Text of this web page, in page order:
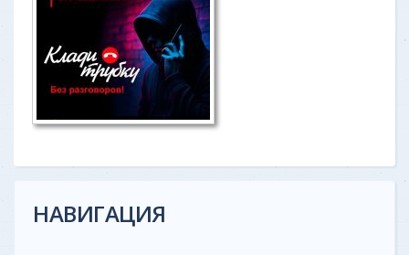
НАВИГАЦИЯ